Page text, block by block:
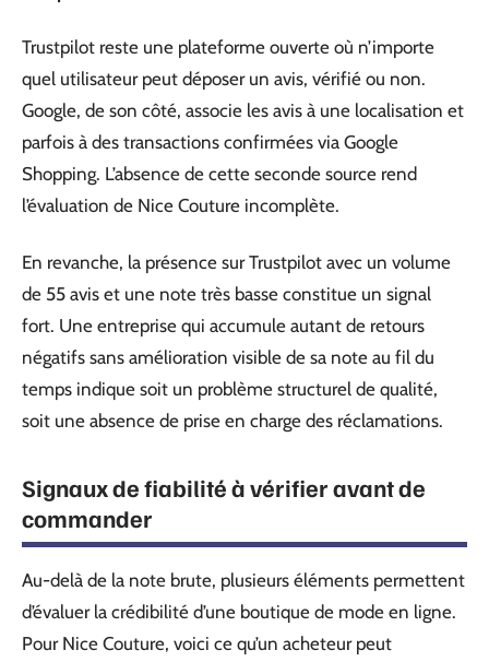
Trustpilot reste une plateforme ouverte où n’importe
quel utilisateur peut déposer un avis, vérifié ou non.
Google, de son côté, associe les avis à une localisation et
parfois à des transactions confirmées via Google
Shopping. L’absence de cette seconde source rend
l’évaluation de Nice Couture incomplète.
En revanche, la présence sur Trustpilot avec un volume
de 55 avis et une note très basse constitue un signal
fort. Une entreprise qui accumule autant de retours
négatifs sans amélioration visible de sa note au fil du
temps indique soit un problème structurel de qualité,
soit une absence de prise en charge des réclamations.
Signaux de fiabilité à vérifier avant de
commander
Au-delà de la note brute, plusieurs éléments permettent
d’évaluer la crédibilité d’une boutique de mode en ligne.
Pour Nice Couture, voici ce qu’un acheteur peut